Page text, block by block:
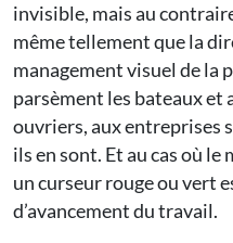
invisible, mais au
même tellement que la
management visuel de la
parsèment les bateaux et
ouvriers, aux entreprises
ils en sont. Et au cas où le
un curseur rouge ou vert
d’avancement du travail.